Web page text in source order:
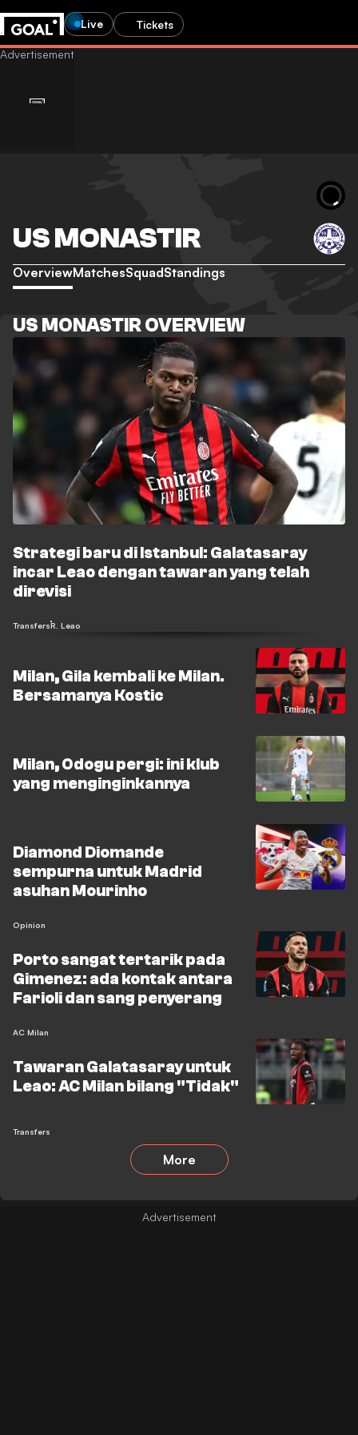
Live Tickets
US MONASTIR
OverviewMatchesSquadStandings
US MONASTIR OVERVIEW
Strategi baru di Istanbul: Galatasaray
incar Leao dengan tawaran yang telah
direvisi
TransfersR. Leao
Milan, Gila kembali ke Milan.
Bersamanya Kostic
Milan, Odogu pergi: ini klub
yang menginginkannya
Diamond Diomande
sempurna untuk Madrid
asuhan Mourinho
Opinion
Porto sangat tertarik pada
Gimenez: ada kontak antara
Farioli dan sang penyerang
AC Milan
Tawaran Galatasaray untuk
Leao: AC Milan bilang "Tidak"
Transfers
More